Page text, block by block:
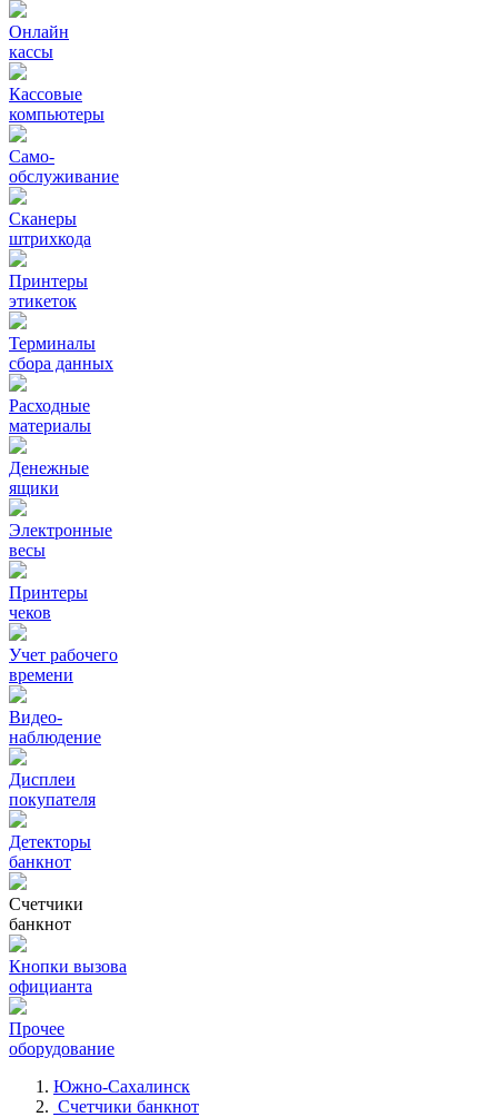
Онлайн
кассы
Кассовые
компьютеры
Само-
обслуживание
Сканеры
штрихкода
Принтеры
этикеток
Терминалы
сбора данных
Расходные
материалы
Денежные
ящики
Электронные
весы
Принтеры
чеков
Учет рабочего
времени
Видео‑
наблюдение
Дисплеи
покупателя
Детекторы
банкнот
Счетчики
банкнот
Кнопки вызова
официанта
Прочее
оборудование
Южно-Сахалинск
Счетчики банкнот